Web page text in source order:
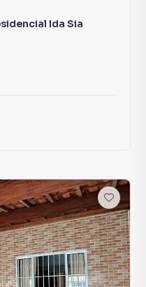
Ida Sia